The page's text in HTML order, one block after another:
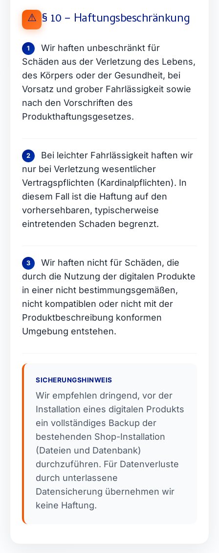
⚠️ § 10 – Haftungsbeschränkung
1
Wir haften unbeschränkt für
Schäden aus der Verletzung des Lebens,
des Körpers oder der Gesundheit, bei
Vorsatz und grober Fahrlässigkeit sowie
nach den Vorschriften des
Produkthaftungsgesetzes.
2
Bei leichter Fahrlässigkeit haften wir
nur bei Verletzung wesentlicher
Vertragspflichten (Kardinalpflichten). In
diesem Fall ist die Haftung auf den
vorhersehbaren, typischerweise
eintretenden Schaden begrenzt.
3
Wir haften nicht für Schäden, die
durch die Nutzung der digitalen Produkte
in einer nicht bestimmungsgemäßen,
nicht kompatiblen oder nicht mit der
Produktbeschreibung konformen
Umgebung entstehen.
SICHERUNGSHINWEIS
Wir empfehlen dringend, vor der
Installation eines digitalen Produkts
ein vollständiges Backup der
bestehenden Shop-Installation
(Dateien und Datenbank)
durchzuführen. Für Datenverluste
durch unterlassene
Datensicherung übernehmen wir
keine Haftung.